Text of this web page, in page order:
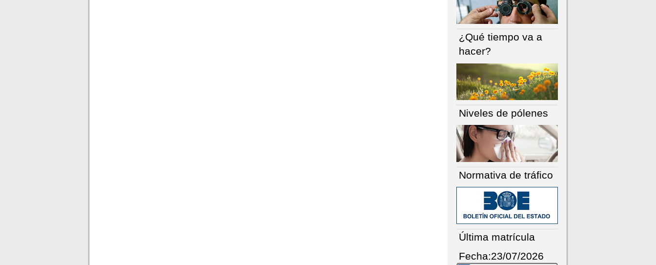
¿Qué tiempo va a
hacer?
Niveles de pólenes
Normativa de tráfico
Última matrícula
Fecha:23/07/2026